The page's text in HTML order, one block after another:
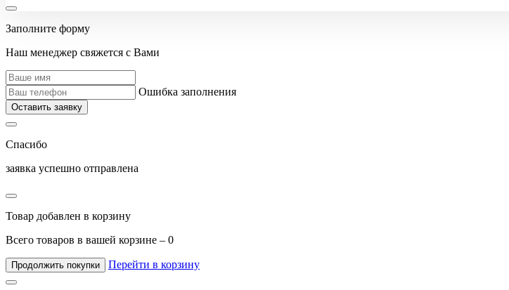
Заполните форму
Наш менеджер свяжется с Вами
Ошибка заполнения
Оставить заявку
Спасибо
заявка успешно отправлена
Товар добавлен в корзину
Всего товаров в вашей корзине – 0
Продолжить покупки Перейти в корзину